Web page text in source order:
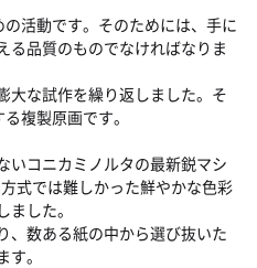
活動です。そのためには、手に
る品質のものでなければなりま
大な試作を繰り返しました。そ
複製原画です。
いコニカミノルタの最新鋭マシ
式では難しかった鮮やかな色彩
した。
、数ある紙の中から選び抜いた
。